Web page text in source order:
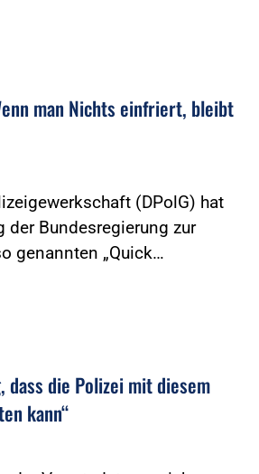
man Nichts einfriert, bleibt
(DPolG) hat
der Bundesregierung zur
genannten „Quick…
dass die Polizei mit diesem
kann“